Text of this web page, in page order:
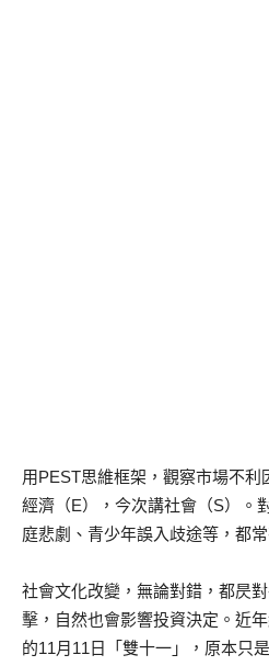
用PEST思維框架，觀察市場不利
經濟（E），今次講社會（S）。
庭悲劇、青少年誤入歧途等，都
社會文化改變，無論對錯，都昃
擊，自然也會影響投資決定。近
的11月11日「雙十一」，原本只